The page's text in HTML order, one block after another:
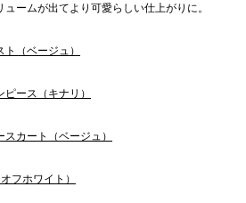
ームが出てより可愛らしい仕上がりに。
（ベージュ）
ース（キナリ）
カート（ベージュ）
フホワイト）